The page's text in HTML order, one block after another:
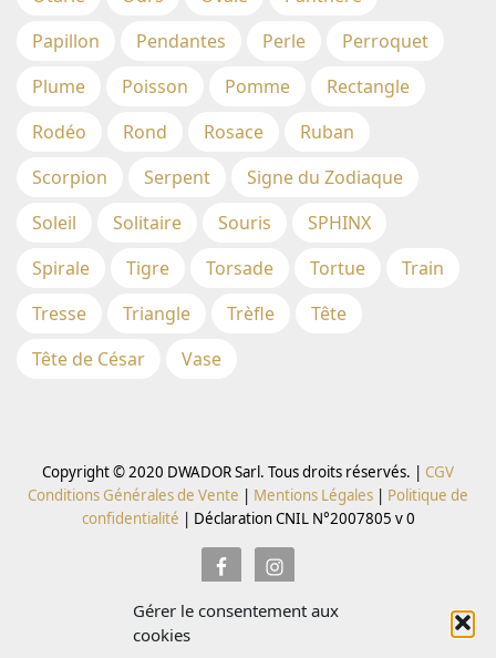
Gérer le consentement aux
cookies
Papillon
Pendantes Perle
Perroquet
Plume
Poisson Pomme
Rectangle
Rodéo
Rond Rosace
Ruban
Scorpion
Serpent
Signe du Zodiaque
Soleil
Solitaire Souris
SPHINX
Spirale
Tigre Torsade Tortue
Train
Tresse
Triangle Trèfle
Tête
Tête de César
Vase
Copyright © 2020 DWADOR Sarl. Tous droits réservés. | CGV
Conditions Générales de Vente | Mentions Légales | Politique de
confidentialité | Déclaration CNIL N°2007805 v 0
Inscrivez vous à la Newsletter pour recevoir des codes